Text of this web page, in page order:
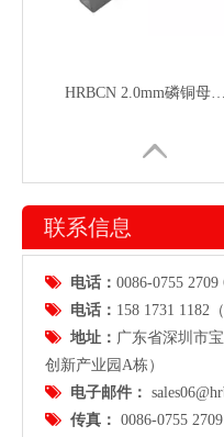
HRBCN 2.0mm磷铜母端T20032PS-2
HRB
联系信息
 电话： 0086-0755 2709
 电话： 158 1731 1182
 地址： 广东省深圳市
创新产业园A栋）
 电子邮件：
 传真： 0086-0755